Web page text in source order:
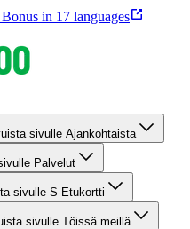
in 17 languages
sivulle Ajankohtaista
Palvelut
sivulle S-Etukortti
sivulle Töissä meillä